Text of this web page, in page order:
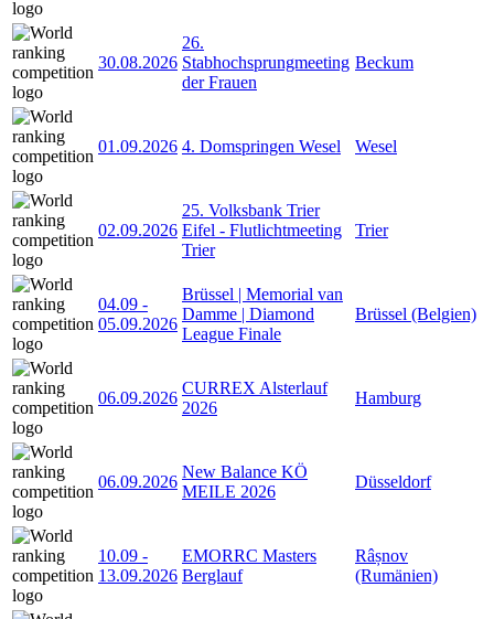
30.08.2026
26.
Stabhochsprungmeeting
der Frauen
Beckum
01.09.2026 4. Domspringen Wesel Wesel
02.09.2026
25. Volksbank Trier
Eifel - Flutlichtmeeting
Trier
Trier
04.09 -
05.09.2026
Brüssel | Memorial van
Damme | Diamond
League Finale
Brüssel (Belgien)
06.09.2026
CURREX Alsterlauf
2026
Hamburg
06.09.2026
New Balance KÖ
MEILE 2026
Düsseldorf
10.09 -
13.09.2026
EMORRC Masters
Berglauf
Râșnov
(Rumänien)